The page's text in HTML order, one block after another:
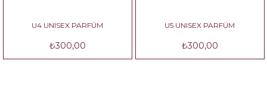
U4 UNISEX PARFÜM
₺300,00
U5 UNISEX PARFÜM
₺300,00